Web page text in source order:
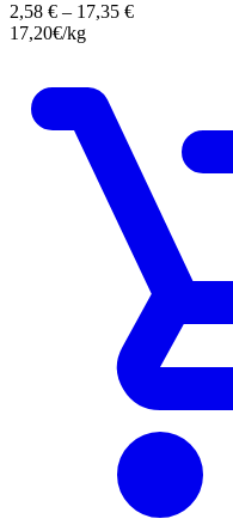
2,58 € – 17,35 €
17,20€/kg